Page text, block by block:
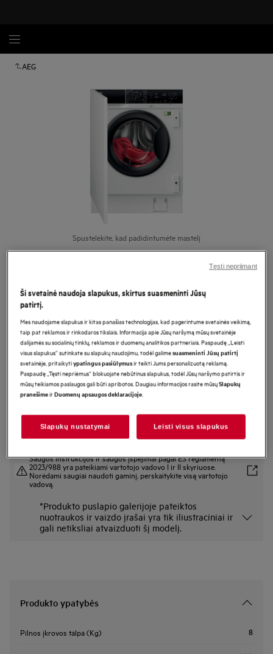
AEG
Spustelėkite, kad padidintumėte mastelį
L8FBE48SCI
Skalbyklė 8000 serija „PowerCare“ 8
kg
Gaminio informacijos lapas
Pagrindiniai privalumai
Įmontuojamoji skalbyklė „8000 PowerCare“ iš anksto sumaišo skalbiklį.
„PowerClean 59 min“ – pašalina dėmes* greičiau nei per valandą.
Nuotoliniu būdu valdykite savo prietaisą programėle „My AEG Care“.
Saugos instrukcijos ir saugos įspėjimai pagal ES reglamentą
2023/988 yra pateikiami vartotojo vadovo I ir II skyriuose.
Norėdami saugiai naudoti gaminį, perskaitykite visą vartotojo
vadovą.
*Produkto puslapio galerijoje pateiktos
nuotraukos ir vaizdo įrašai yra tik iliustraciniai ir
gali netiksliai atvaizduoti šį modelį.
Produkto ypatybės
Pilnos įkrovos talpa (Kg) 8
Ši svetainė naudoja slapukus, skirtus suasmeninti Jūsų
patirtį.
Mes naudojame slapukus ir kitas panašias technologijas, kad pagerintume svetainės veikimą,
taip pat reklamos ir rinkodaros tikslais. Informacija apie Jūsų naršymą mūsų svetainėje
dalijamės su socialinių tinklų, reklamos ir duomenų analitikos partneriais. Paspaudę „Leisti
visus slapukus“ sutinkate su slapukų naudojimu, todėl galimesuasmeninti Jūsų patirtį
svetainėje, pritaikytiypatingus pasiūlymusir teikti Jums personalizuotą reklamą.
Paspaudę „Tęsti nepriėmus“ blokuojate nebūtinus slapukus, todėl Jūsų naršymo patirtis ir
mūsų teikiamos paslaugos gali būti apribotos. Daugiau informacijos rasite mūsųSlapukų
pranešimeirDuomenų apsaugos deklaracijoje.
Slapukų nustatymai Leisti visus slapukus
Tęsti nepriimant